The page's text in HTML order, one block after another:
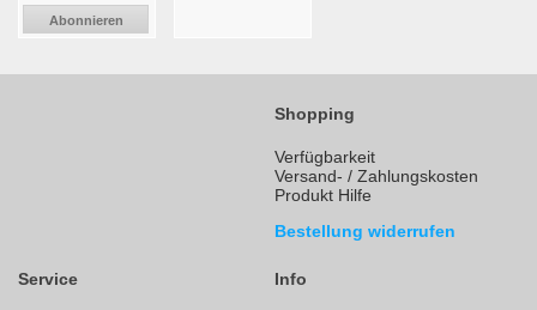
Abonnieren
Shopping
Verfügbarkeit
Versand- / Zahlungskosten
Produkt Hilfe
Bestellung widerrufen
Service Info